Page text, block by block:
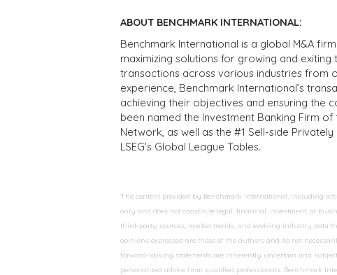
ABOUT BENCHMARK INTERNATIONAL:
Benchmark International is a global M&A
maximizing solutions for growing and
transactions across various industries from
experience, Benchmark International’s
achieving their objectives and ensuring the
been named the Investment Banking Firm
Network, as well as the #1 Sell-side
LSEG's Global League Tables.
The content provided by Benchmark International, including
only and does not constitute legal, financial, investment, or
third-party sources, market trends, and evolving industry data
opinions expressed are those of the authors and do not
forward-looking statements are inherently uncertain and
personalized advice from qualified professionals. Benchmark